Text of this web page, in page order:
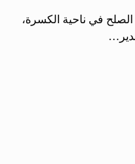
في ناحية الكسرة،